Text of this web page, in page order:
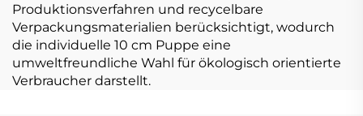
Produktionsverfahren und recycelbare
Verpackungsmaterialien berücksichtigt, wodurch
die individuelle 10 cm Puppe eine
umweltfreundliche Wahl für ökologisch orientierte
Verbraucher darstellt.